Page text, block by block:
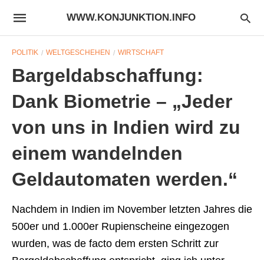
WWW.KONJUNKTION.INFO
POLITIK WELTGESCHEHEN WIRTSCHAFT
Bargeldabschaffung:
Dank Biometrie – „Jeder
von uns in Indien wird zu
einem wandelnden
Geldautomaten werden.“
Nachdem in Indien im November letzten Jahres die
500er und 1.000er Rupienscheine eingezogen
wurden, was de facto dem ersten Schritt zur